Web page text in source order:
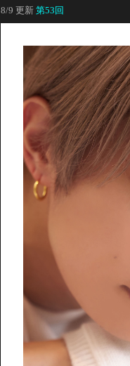
8/9 更新 第53回